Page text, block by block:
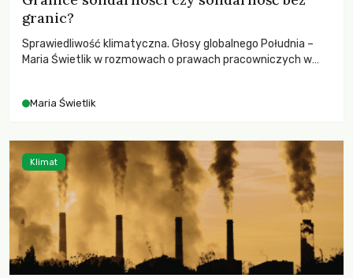
granic?
Sprawiedliwość klimatyczna. Głosy globalnego Południa –
Maria Świetlik w rozmowach o prawach pracowniczych w
Maria Świetlik
Klimat